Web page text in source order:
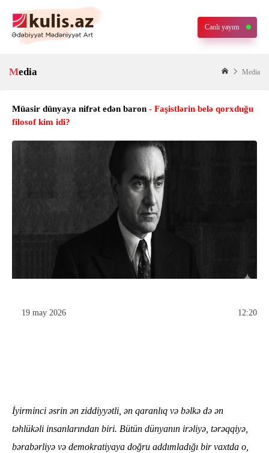
Canlı yayım
Media Media
Müasir dünyaya nifrət edən baron - Faşistlərin belə qorxduğu
filosof kim idi?
19 may 2026 12:20
İyirminci əsrin ən ziddiyyətli, ən qaranlıq və bəlkə də ən
təhlükəli insanlarından biri. Bütün dünyanın irəliyə, tərəqqiyə,
bərabərliyə və demokratiyaya doğru addımladığı bir vaxtda o,